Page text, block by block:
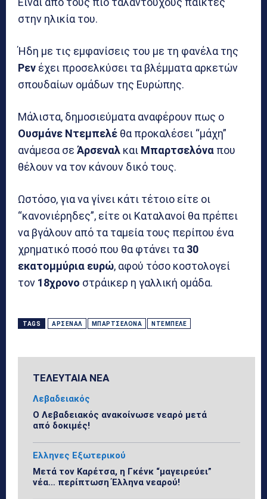
στην ηλικία του.
Ήδη με τις εμφανίσεις του με τη φανέλα της
Ρεν έχει προσελκύσει τα βλέμματα αρκετών
σπουδαίων ομάδων της Ευρώπης.
Μάλιστα, δημοσιεύματα αναφέρουν πως ο
Ουσμάνε Ντεμπελέ θα προκαλέσει “μάχη”
ανάμεσα σε Άρσεναλ και Μπαρτσελόνα που
θέλουν να τον κάνουν δικό τους.
Ωστόσο, για να γίνει κάτι τέτοιο είτε οι
“κανονιέρηδες”, είτε οι Καταλανοί θα πρέπει
να βγάλουν από τα ταμεία τους περίπου ένα
χρηματικό ποσό που θα φτάνει τα 30
εκατομμύρια ευρώ, αφού τόσο κοστολογεί
τον 18χρονο στράικερ η γαλλική ομάδα.
TAGS ΆΡΣΕΝΑΛ ΜΠΑΡΤΣΕΛΌΝΑ ΝΤΕΜΠΕΛΈ
ΤΕΛΕΥΤΑΙΑ ΝΕΑ
Λεβαδειακός
Ο Λεβαδειακός ανακοίνωσε νεαρό μετά
από δοκιμές!
Ελληνες Εξωτερικού
Μετά τον Καρέτσα, η Γκένκ “μαγειρεύει”
νέα… περίπτωση Έλληνα νεαρού!